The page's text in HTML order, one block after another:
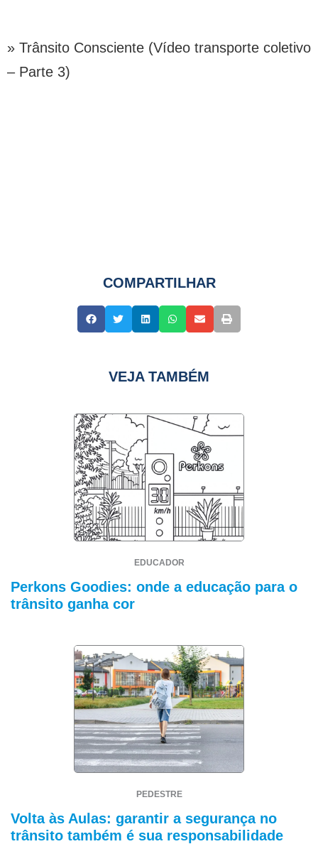
» Trânsito Consciente (Vídeo transporte coletivo
– Parte 3)
COMPARTILHAR
VEJA TAMBÉM
EDUCADOR
Perkons Goodies: onde a educação para o
trânsito ganha cor
PEDESTRE
Volta às Aulas: garantir a segurança no
trânsito também é sua responsabilidade